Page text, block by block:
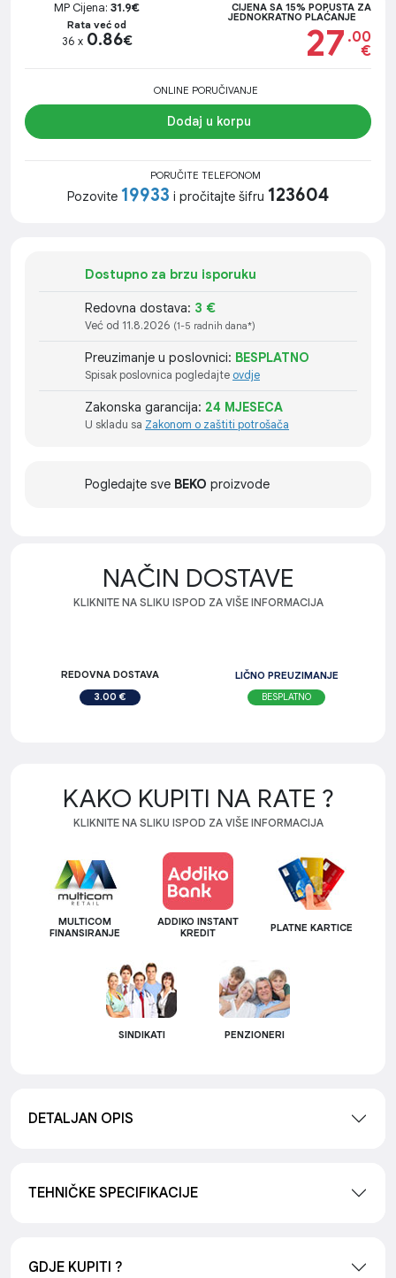
MP Cijena:31.9€
Rata već od
36 x 0.86€
CIJENA SA 15% POPUSTA ZA
JEDNOKRATNO PLAĆANJE
27 .00
€
ONLINE PORUČIVANJE
Dodaj u korpu
PORUČITE TELEFONOM
Pozovite 19933 i pročitajte šifru 123604
Dostupno za brzu isporuku
Redovna dostava: 3 €
Već od 11.8.2026 (1-5 radnih dana*)
Preuzimanje u poslovnici: BESPLATNO
Spisak poslovnica pogledajte ovdje
Zakonska garancija: 24 MJESECA
U skladu sa Zakonom o zaštiti potrošača
Pogledajte sve BEKO proizvode
NAČIN DOSTAVE
KLIKNITE NA SLIKU ISPOD ZA VIŠE INFORMACIJA
REDOVNA DOSTAVA
3.00 €
LIČNO PREUZIMANJE
BESPLATNO
KAKO KUPITI NA RATE ?
KLIKNITE NA SLIKU ISPOD ZA VIŠE INFORMACIJA
MULTICOM
FINANSIRANJE
ADDIKO INSTANT
KREDIT
PLATNE KARTICE
SINDIKATI PENZIONERI
DETALJAN OPIS
TEHNIČKE SPECIFIKACIJE
GDJE KUPITI ?